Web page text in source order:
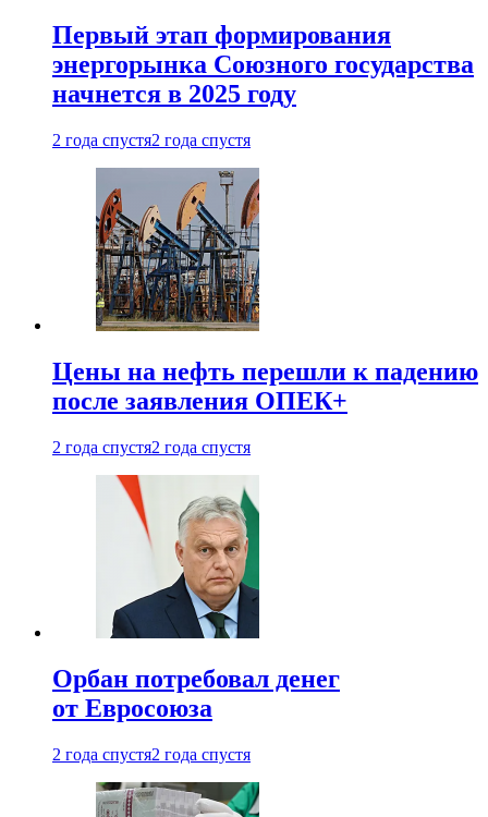
Первый этап формирования
энергорынка Союзного государства
начнется в 2025 году
2 года спустя2 года спустя
Цены на нефть перешли к падению
после заявления ОПЕК+
2 года спустя2 года спустя
Орбан потребовал денег
от Евросоюза
2 года спустя2 года спустя